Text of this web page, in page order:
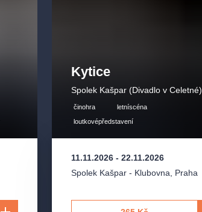
Kytice
Spolek Kašpar (Divadlo v Celetné)
činohra
letníscéna
loutkovépředstavení
11.11.2026 -22.11.2026
Spolek Kašpar - Klubovna
Praha